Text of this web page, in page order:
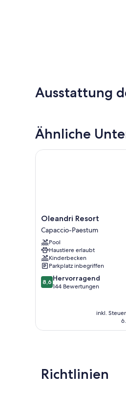
Ausstattung
Ähnliche
Oleandri
Resort
Capaccio-
Paestum
Oleandri Resort
Capaccio-Paestum
Pool
Haustiere erlaubt
Kinderbecken
Parkplatz inbegriffen
8.6
von
8,6 Hervorragend
144 Bewertungen
inkl.
Oleandri Resort
Richtlinien